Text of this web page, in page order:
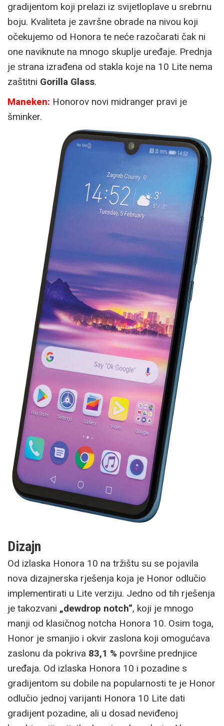
gradijentom koji prelazi iz svijetloplave u srebrnu
boju. Kvaliteta je završne obrade na nivou koji
očekujemo od Honora te neće razočarati čak ni
one naviknute na mnogo skuplje uređaje. Prednja
je strana izrađena od stakla koje na 10 Lite nema
zaštitni Gorilla Glass.
Maneken: Honorov novi midranger pravi je
šminker.
Dizajn
Od izlaska Honora 10 na tržištu su se pojavila
nova dizajnerska rješenja koja je Honor odlučio
implementirati u Lite verziju. Jedno od tih rješenja
je takozvani „dewdrop notch“, koji je mnogo
manji od klasičnog notcha Honora 10. Osim toga,
Honor je smanjio i okvir zaslona koji omogućava
zaslonu da pokriva 83,1 % površine prednjice
uređaja. Od izlaska Honora 10 i pozadine s
gradijentom su dobile na popularnosti te je Honor
odlučio jednoj varijanti Honora 10 Lite dati
gradijent pozadine, ali u dosad neviđenoj